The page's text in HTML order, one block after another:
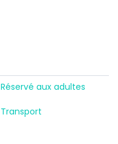
Réservé aux adultes
Transport